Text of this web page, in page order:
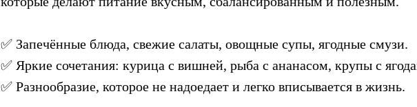
✅ Запечённые блюда, свежие салаты, овощные супы, ягодные смузи.
✅ Яркие сочетания: курица с вишней, рыба с ананасом, крупы с
✅ Разнообразие, которое не надоедает и легко вписывается в жизнь.